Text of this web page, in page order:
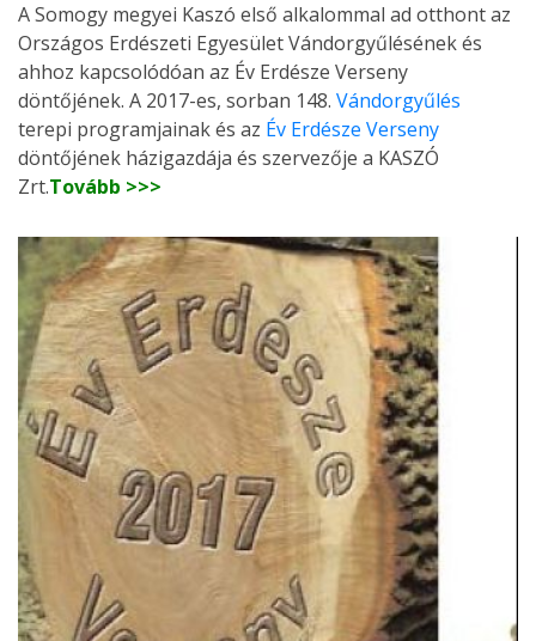
A Somogy megyei Kaszó első alkalommal ad otthont az
Országos Erdészeti Egyesület Vándorgyűlésének és
ahhoz kapcsolódóan az Év Erdésze Verseny
döntőjének. A 2017-es, sorban 148. Vándorgyűlés
terepi programjainak és az Év Erdésze Verseny
döntőjének házigazdája és szervezője a KASZÓ
Zrt.Tovább >>>